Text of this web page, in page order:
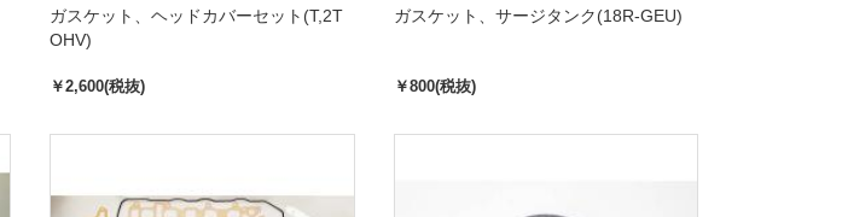
ガスケット、ヘッドカバーセット(T,2T
OHV)
￥2,600(税抜)
ガスケット、サージタンク(18R-GEU)
￥800(税抜)